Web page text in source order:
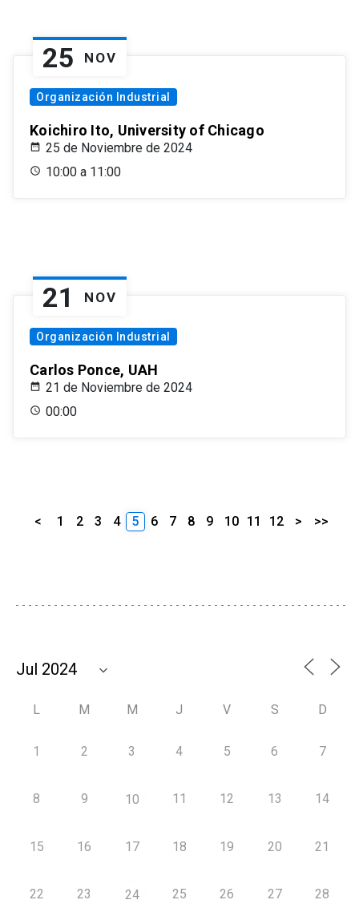
25 NOV
Organización Industrial
Koichiro Ito, University of Chicago
25 de Noviembre de 2024
10:00 a 11:00
21 NOV
Organización Industrial
Carlos Ponce, UAH
21 de Noviembre de 2024
00:00
< 1 2 3 4 5 6 7 8 9 10 11 12 > >>
L M M J V S D
1 2 3 4 5 6 7
8 9 10 11 12 13 14
15 16 17 18 19 20 21
22 23 24 25 26 27 28